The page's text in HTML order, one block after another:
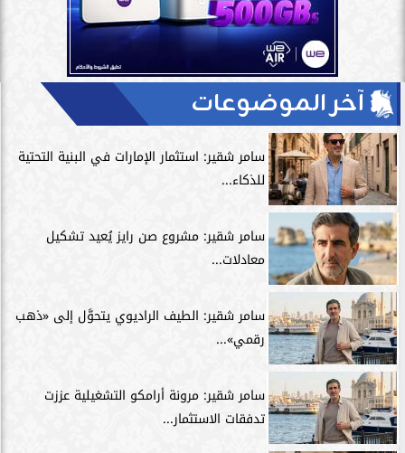
آخر الموضوعات
سامر شقير: استثمار الإمارات في البنية التحتية
للذكاء...
سامر شقير: مشروع صن رايز يُعيد تشكيل
معادلات...
سامر شقير: الطيف الراديوي يتحوَّل إلى «ذهب
رقمي»...
سامر شقير: مرونة أرامكو التشغيلية عززت
تدفقات الاستثمار...